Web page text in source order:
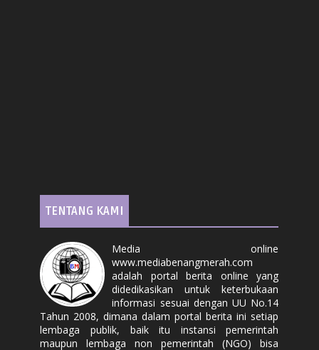
TENTANG KAMI
Media online
www.mediabenangmerah.com
adalah portal berita online yang
didedikasikan untuk keterbukaan
informasi sesuai dengan UU No.14
Tahun 2008, dimana dalam portal berita ini setiap
lembaga publik, baik itu instansi pemerintah
maupun lembaga non pemerintah (NGO) bisa